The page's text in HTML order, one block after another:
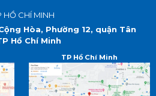
HỒ CHÍ MINH
Hòa, Phường 12, quận Tân
Hồ Chí Minh
TP Hồ Chí Minh